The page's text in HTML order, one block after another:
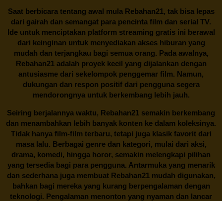
Saat berbicara tentang awal mula Rebahan21, tak bisa lepas
dari gairah dan semangat para pencinta film dan serial TV.
Ide untuk menciptakan platform streaming gratis ini berawal
dari keinginan untuk menyediakan akses hiburan yang
mudah dan terjangkau bagi semua orang. Pada awalnya,
Rebahan21 adalah proyek kecil yang dijalankan dengan
antusiasme dari sekelompok penggemar film. Namun,
dukungan dan respon positif dari pengguna segera
mendorongnya untuk berkembang lebih jauh.
Seiring berjalannya waktu, Rebahan21 semakin berkembang
dan menambahkan lebih banyak konten ke dalam koleksinya.
Tidak hanya film-film terbaru, tetapi juga klasik favorit dari
masa lalu. Berbagai genre dan kategori, mulai dari aksi,
drama, komedi, hingga horor, semakin melengkapi pilihan
yang tersedia bagi para pengguna. Antarmuka yang menarik
dan sederhana juga membuatRebahan21mudah digunakan,
bahkan bagi mereka yang kurang berpengalaman dengan
teknologi. Pengalaman menonton yang nyaman dan lancar